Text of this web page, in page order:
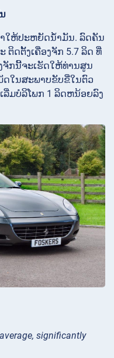
າໃຫ້ປະຫຍັດນໍ້າມັນ. ລົດຄັນ
ຕິດຕັ້ງເຄື່ອງຈັກ 5.7 ລິດ ທີ່
ຈັກນີ້ຈະເຮັດໃຫ້ທ່ານສູນ
ດໃນສະພາບຂັບຂີ່ໃນຕົວ
ລີ່ມບໍລິໂພກ 1 ລິດຫນ້ອຍລົງ
significantly